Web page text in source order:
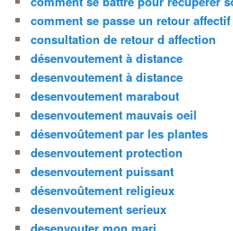
comment se passe un retour affectif
consultation de retour d affection
désenvoutement à distance
desenvoutement à distance
desenvoutement marabout
desenvoutement mauvais oeil
désenvoûtement par les plantes
desenvoutement protection
desenvoutement puissant
désenvoûtement religieux
desenvoutement serieux